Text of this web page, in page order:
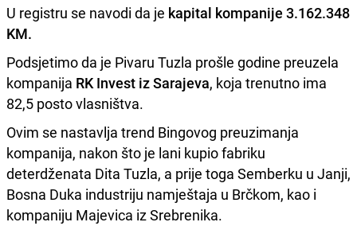
U registru se navodi da je kapital kompanije 3.162.348
KM.
Podsjetimo da je Pivaru Tuzla prošle godine preuzela
kompanija RK Invest iz Sarajeva, koja trenutno ima
82,5 posto vlasništva.
Ovim se nastavlja trend Bingovog preuzimanja
kompanija, nakon što je lani kupio fabriku
deterdženata Dita Tuzla, a prije toga Semberku u Janji,
Bosna Duka industriju namještaja u Brčkom, kao i
kompaniju Majevica iz Srebrenika.